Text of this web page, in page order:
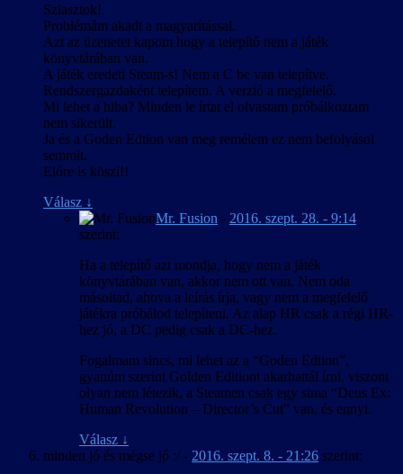
Sziasztok!
Problémám akadt a magyarítással.
Azt az üzenetet kapom hogy a telepítő nem a játék
könyvtárában van.
A játék eredeti Steam-s! Nem a C be van telepítve.
Rendszergazdaként telepítem. A verzió a megfelelő.
Mi lehet a hiba? Minden le írtat el olvastam próbálkoztam
nem sikerült.
Ja és a Goden Edtion van meg remélem ez nem befolyásol
semmit.
Előre is köszi!!
Válasz ↓
Mr. Fusion - 2016. szept. 28. - 9:14
szerint:
Ha a telepítő azt mondja, hogy nem a játék
könyvtárában van, akkor nem ott van. Nem oda
másoltad, ahova a leírás írja, vagy nem a megfelelő
játékra próbálod telepíteni. Az alap HR csak a régi HR-
hez jó, a DC pedig csak a DC-hez.
Fogalmam sincs, mi lehet az a “Goden Edtion”,
gyanúm szerint Golden Editiont akarhattál írni, viszont
olyan nem létezik, a Steamen csak egy sima “Deus Ex:
Human Revolution – Director’s Cut” van, és ennyi.
Válasz ↓
minden jó és mégse jó :/ - 2016. szept. 8. - 21:26 szerint: